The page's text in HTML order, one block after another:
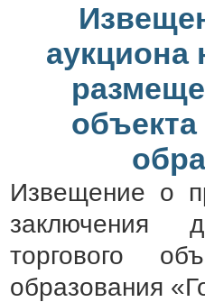
аукциона
Извещение о
заключения
торгового
образования